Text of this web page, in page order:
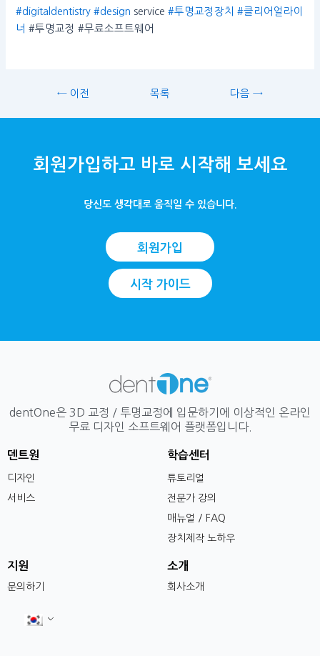
#digitaldentistry #design service#투명교정장치
#클리어얼라이
너 #투명교정 #무료소프트웨어
← 이전 목록 다음 →
회원가입하고 바로 시작해 보세요
당신도 생각대로 움직일 수 있습니다.
회원가입
시작 가이드
dentOne은 3D 교정 / 투명교정에 입문하기에 이상적인 온라인
무료 디자인 소프트웨어 플랫폼입니다.
덴트원
디자인
서비스
학습센터
튜토리얼
전문가 강의
매뉴얼 / FAQ
장치제작 노하우
지원
문의하기
소개
회사소개